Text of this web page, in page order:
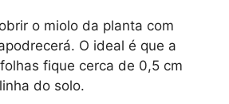
o miolo da planta com
O ideal é que a
fique cerca de 0,5 cm
do solo.